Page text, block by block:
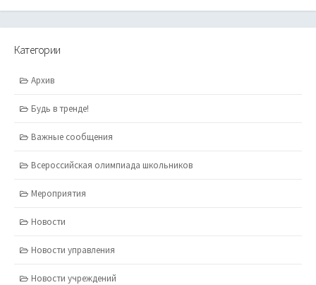
Категории
Архив
Будь в тренде!
Важные сообщения
Всероссийская олимпиада школьников
Мероприятия
Новости
Новости управления
Новости учреждений